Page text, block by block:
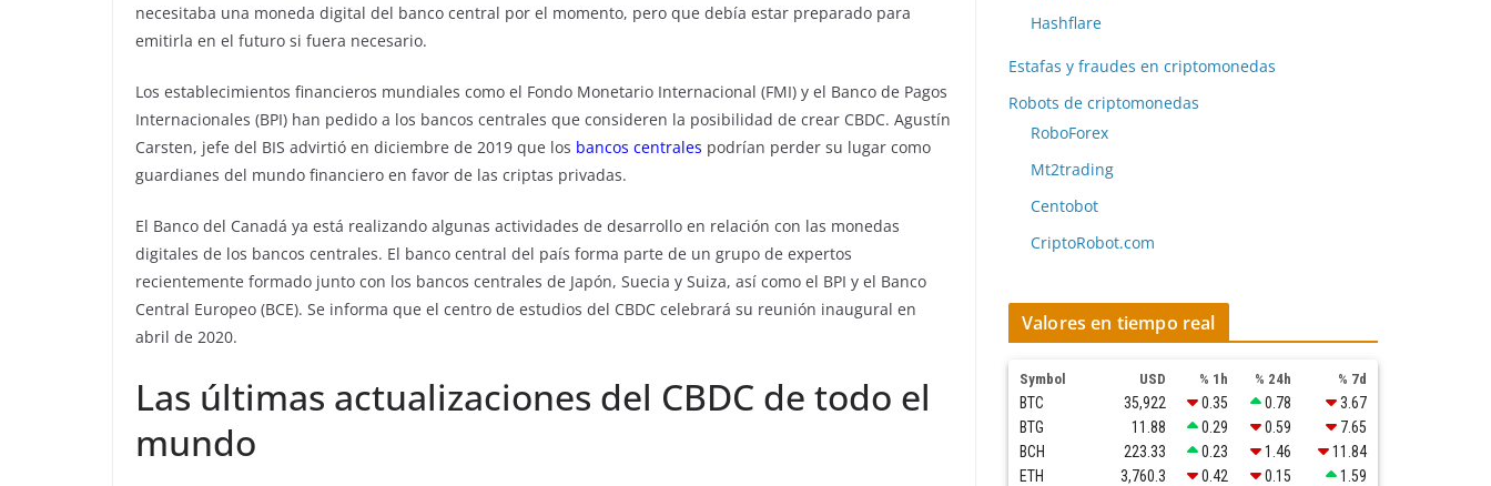
necesitaba una moneda digital del banco central por el momento, pero que debía estar preparado para
emitirla en el futuro si fuera necesario.
Los establecimientos financieros mundiales como el Fondo Monetario Internacional (FMI) y el Banco de Pagos
Internacionales (BPI) han pedido a los bancos centrales que consideren la posibilidad de crear CBDC. Agustín
Carsten, jefe del BIS advirtió en diciembre de 2019 que los bancos centrales podrían perder su lugar como
guardianes del mundo financiero en favor de las criptas privadas.
El Banco del Canadá ya está realizando algunas actividades de desarrollo en relación con las monedas
digitales de los bancos centrales. El banco central del país forma parte de un grupo de expertos
recientemente formado junto con los bancos centrales de Japón, Suecia y Suiza, así como el BPI y el Banco
Central Europeo (BCE). Se informa que el centro de estudios del CBDC celebrará su reunión inaugural en
abril de 2020.
Las últimas actualizaciones del CBDC de todo el
mundo
Hashflare
Estafas y fraudes en criptomonedas
Robots de criptomonedas
RoboForex
Mt2trading
Centobot
CriptoRobot.com
Valores en tiempo real
Symbol USD % 1h % 24h % 7d
BTC 35,922 0.35 0.78
3.67
BTG
11.88 0.29 0.59
7.65
BCH
223.33 0.23 1.46
11.84
ETH
3,760.3 0.42 0.15
1.59